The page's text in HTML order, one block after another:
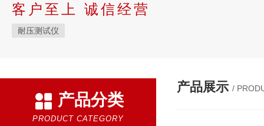
客户至上 诚信经营
耐压测试仪
产品分类
PRODUCT CATEGORY
产品展示 /